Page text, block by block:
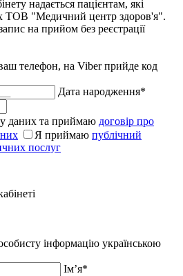
надається пацієнтам, які
ТОВ "Медичний центр здоров'я".
на прийом без реєстрації
телефон, на Viber прийде код
Дата народження*
даних та приймаю договір про
Я приймаю публічний
послуг
інформацію українською
Імʼя*